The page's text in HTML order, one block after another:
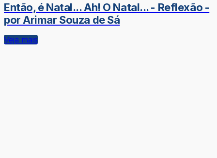
Então, é Natal... Ah! O Natal... - Reflexão -
por Arimar Souza de Sá
Veja mais